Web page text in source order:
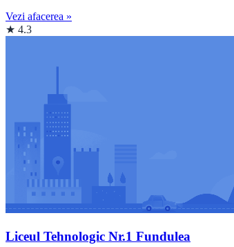
Vezi afacerea »
★ 4.3
Liceul Tehnologic Nr.1 Fundulea